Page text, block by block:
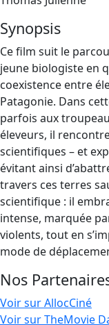
Synopsis
Ce film suit le
jeune biologiste en
coexistence entre
Patagonie. Dans
parfois aux
éleveurs, il
scientifiques – et
évitant ainsi
travers ces terres
scientifique : il
intense, marquée
violents, tout en
mode de
Nos
Voir sur AllocCiné
Voir sur TheMovie